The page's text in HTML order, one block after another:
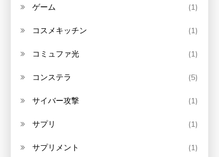
ゲーム (1)
コスメキッチン (1)
コミュファ光 (1)
コンステラ (5)
サイバー攻撃 (1)
サプリ (1)
サプリメント (1)